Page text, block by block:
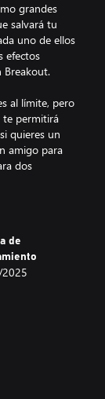
grandes
salvará tu
uno de ellos
efectos
Breakout.
al límite, pero
te permitirá
quieres un
amigo para
dos
para romper
online.
combos.
de